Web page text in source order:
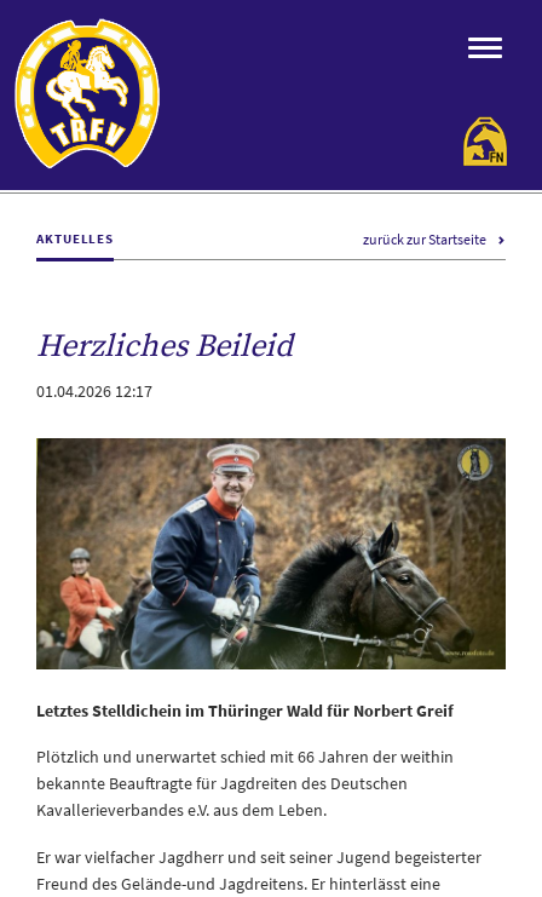
AKTUELLES zurück zur Startseite
Herzliches Beileid
01.04.2026 12:17
Letztes Stelldichein im Thüringer Wald für Norbert Greif
Plötzlich und unerwartet schied mit 66 Jahren der weithin
bekannte Beauftragte für Jagdreiten des Deutschen
Kavallerieverbandes e.V. aus dem Leben.
Er war vielfacher Jagdherr und seit seiner Jugend begeisterter
Freund des Gelände-und Jagdreitens. Er hinterlässt eine